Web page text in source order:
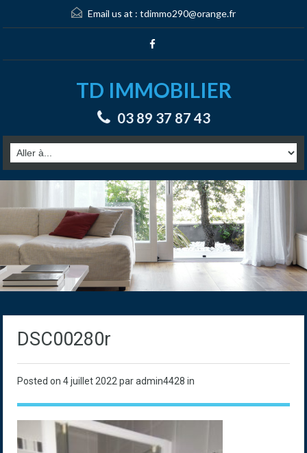
Email us at : tdimmo290@orange.fr
TD IMMOBILIER
03 89 37 87 43
DSC00280r
Posted on 4 juillet 2022 par admin4428 in